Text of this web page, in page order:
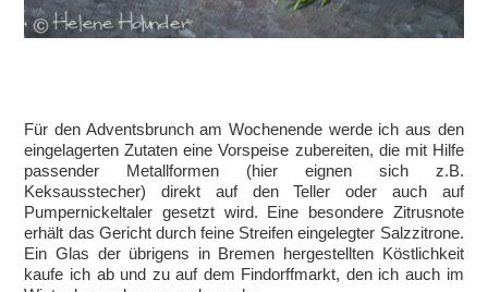
Für den Adventsbrunch am Wochenende werde ich aus den
eingelagerten Zutaten eine Vorspeise zubereiten, die mit Hilfe
passender Metallformen (hier eignen sich z.B.
Keksausstecher) direkt auf den Teller oder auch auf
Pumpernickeltaler gesetzt wird. Eine besondere Zitrusnote
erhält das Gericht durch feine Streifen eingelegter Salzzitrone.
Ein Glas der übrigens in Bremen hergestellten Köstlichkeit
kaufe ich ab und zu auf dem Findorffmarkt, den ich auch im